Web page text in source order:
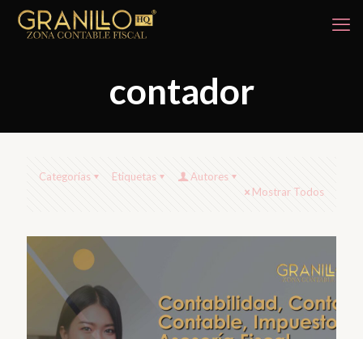
contador
Categorías Etiquetas
Autores
Mostrar Todos